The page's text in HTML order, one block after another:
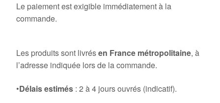
Le paiement est exigible immédiatement à la
commande.
Les produits sont livrésen France métropolitaine, à
l’adresse indiquée lors de la commande.
•Délais estimés: 2 à 4 jours ouvrés (indicatif).